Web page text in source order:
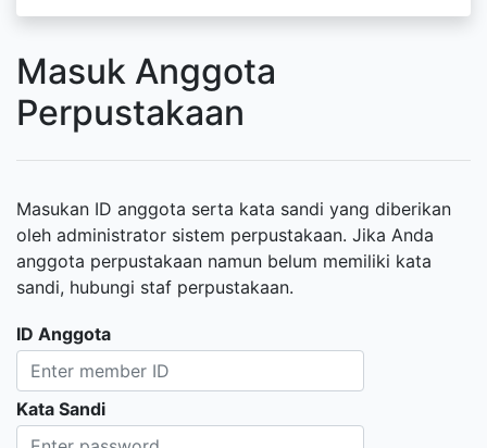
Masuk Anggota
Perpustakaan
Masukan ID anggota serta kata sandi yang diberikan
oleh administrator sistem perpustakaan. Jika Anda
anggota perpustakaan namun belum memiliki kata
sandi, hubungi staf perpustakaan.
ID Anggota
Kata Sandi